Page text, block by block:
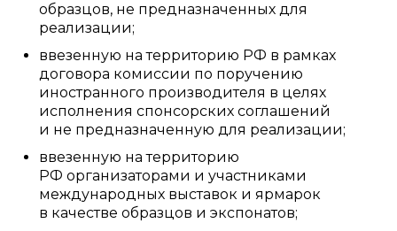
образцов, не предназначенных для
реализации;
ввезенную на территорию РФ в рамках
договора комиссии по поручению
иностранного производителя в целях
исполнения спонсорских соглашений
и не предназначенную для реализации;
ввезенную на территорию
РФ организаторами и участниками
международных выставок и ярмарок
в качестве образцов и экспонатов;